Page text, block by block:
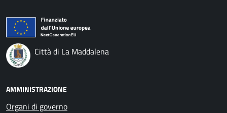
Città di La Maddalena
AMMINISTRAZIONE
Organi di governo